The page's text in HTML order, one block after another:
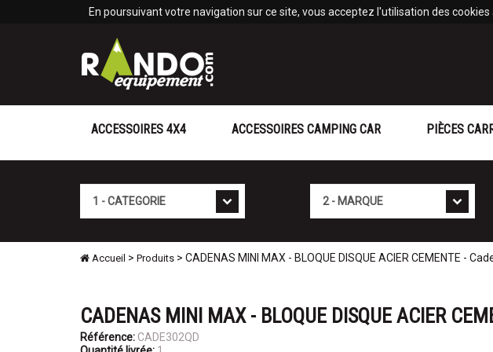
En poursuivant votre navigation sur ce site, vous acceptez l'utilisation des
ACCESSOIRES 4X4 ACCESSOIRES CAMPING CAR PIÈCES
Accueil > Produits > CADENAS MINI MAX - BLOQUE DISQUE ACIER CEMENTE -
CADENAS MINI MAX - BLOQUE DISQUE ACIER
Référence: CADE302QD
Panneau de gestion des cookies